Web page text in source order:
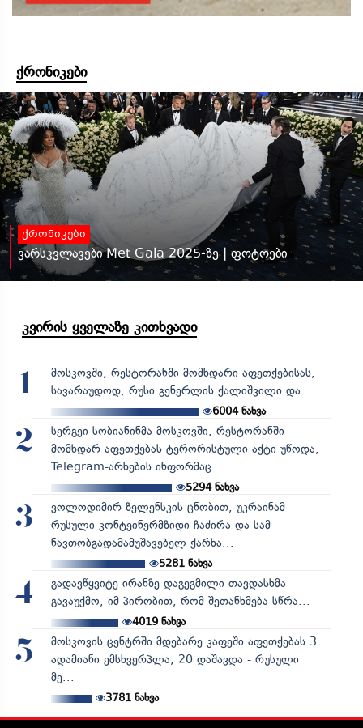
ქრონიკები
ქრონიკები
ვარსკვლავები Met Gala 2025-ზე | ფოტოები
კვირის ყველაზე კითხვადი
1
მოსკოვში, რესტორანში მომხდარი აფეთქებისას,
სავარაუდოდ, რუსი გენერლის ქალიშვილი და...
6004ნახვა
2
სერგეი სობიანინმა მოსკოვში, რესტორანში
მომხდარ აფეთქებას ტერორისტული აქტი უწოდა,
Telegram-არხების ინფორმაც...
5294ნახვა
3
ვოლოდიმირ ზელენსკის ცნობით, უკრაინამ
რუსული კონტეინერმზიდი ჩაძირა და სამ
ნავთობგადამამუშავებელ ქარხა...
5281ნახვა
4
გადავწყვიტე ირანზე დაგეგმილი თავდასხმა
გავაუქმო, იმ პირობით, რომ შეთანხმება სწრა...
4019ნახვა
5
მოსკოვის ცენტრში მდებარე კაფეში აფეთქებას 3
ადამიანი ემსხვერპლა, 20 დაშავდა - რუსული
მე...
3781ნახვა